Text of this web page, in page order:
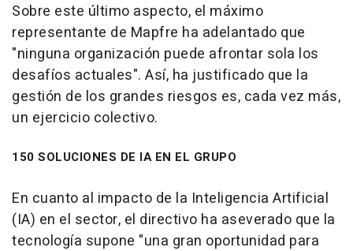
Sobre este último aspecto, el máximo
representante de Mapfre ha adelantado que
"ninguna organización puede afrontar sola los
desafíos actuales". Así, ha justificado que la
gestión de los grandes riesgos es, cada vez más,
un ejercicio colectivo.
150 SOLUCIONES DE IA EN EL GRUPO
En cuanto al impacto de la Inteligencia Artificial
(IA) en el sector, el directivo ha aseverado que la
tecnología supone "una gran oportunidad para